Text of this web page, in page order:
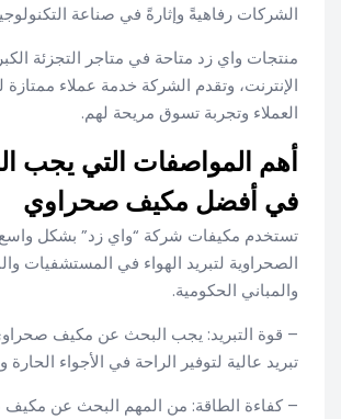
الشركات رفاهيةً وإثارةً في صناعة
منتجات واي زد متاحة في متاجر التجزئة
الإنترنت، وتقدم الشركة خدمة عملاء
العملاء وتجربة تسوق مريحة لهم.
أهم المواصفات التي يجب
في أفضل مكيف صحراوي
تستخدم مكيفات شركة “واي زد” بشكل
الصحراوية لتبريد الهواء في المستشفيات
والمباني الحكومية.
– قوة التبريد: يجب البحث عن مكيف
تبريد عالية لتوفير الراحة في الأجواء الحارة
– كفاءة الطاقة: من المهم البحث عن